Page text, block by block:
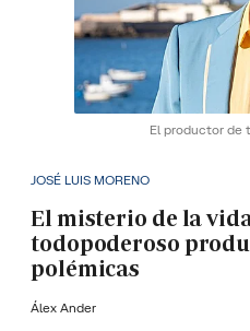
El productor de
JOSÉ LUIS MORENO
El misterio de la
todopoderoso
polémicas
Álex Ander